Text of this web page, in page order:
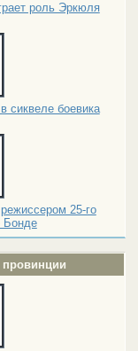
роль Эркюля
сиквеле боевика
25-го
провинции